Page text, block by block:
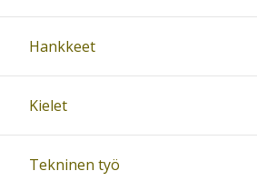
Hankkeet
Kielet
Tekninen työ